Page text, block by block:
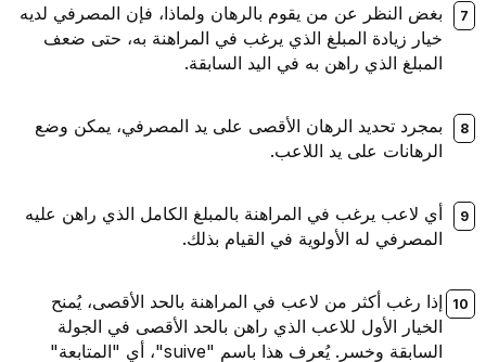
بغض النظر عن من يقوم بالرهان ولماذا، فإن المصرفي لديه
خيار زيادة المبلغ الذي يرغب في المراهنة به، حتى ضعف
المبلغ الذي راهن به في اليد السابقة.
بمجرد تحديد الرهان الأقصى على يد المصرفي، يمكن وضع
الرهانات على يد اللاعب.
أي لاعب يرغب في المراهنة بالمبلغ الكامل الذي راهن عليه
المصرفي له الأولوية في القيام بذلك.
إذا رغب أكثر من لاعب في المراهنة بالحد الأقصى، يُمنح
الخيار الأول للاعب الذي راهن بالحد الأقصى في الجولة
السابقة وخسر. يُعرف هذا باسم "suive"، أي "المتابعة"